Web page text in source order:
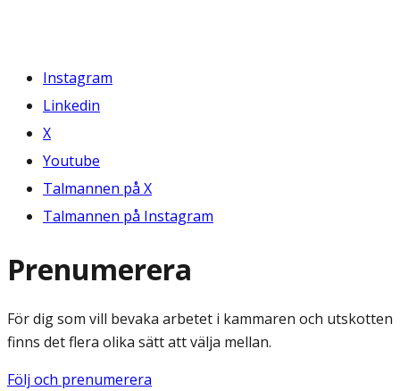
Instagram
Linkedin
X
Youtube
Talmannen på X
Talmannen på Instagram
Prenumerera
För dig som vill bevaka arbetet i kammaren och utskotten
finns det flera olika sätt att välja mellan.
Följ och prenumerera